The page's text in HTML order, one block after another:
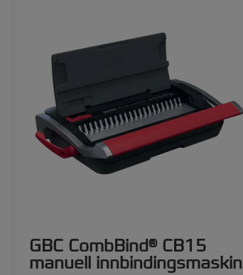
GBC CombBind® CB15
manuell innbindingsmaskin